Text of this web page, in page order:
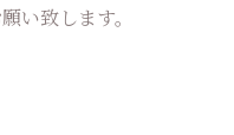
い致します。